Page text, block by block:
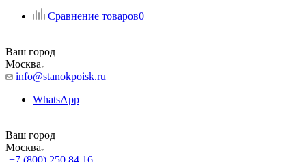
Сравнение товаров0
Ваш город
Москва
info@stanokpoisk.ru
WhatsApp
Ваш город
Москва
+7 (800) 250 84 16